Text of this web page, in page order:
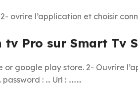
l’application et choisir
Pro sur Smart Tv
google play store. 2- Ouvrire
: … Url : ……..